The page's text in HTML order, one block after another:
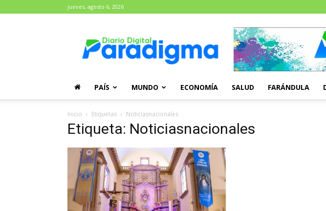
jueves, agosto 6, 2026
Paradigma
PAÍS MUNDO ECONOMÍA SALUD FARÁNDULA
Inicio Etiquetas Noticiasnacionales
Etiqueta: Noticiasnacionales